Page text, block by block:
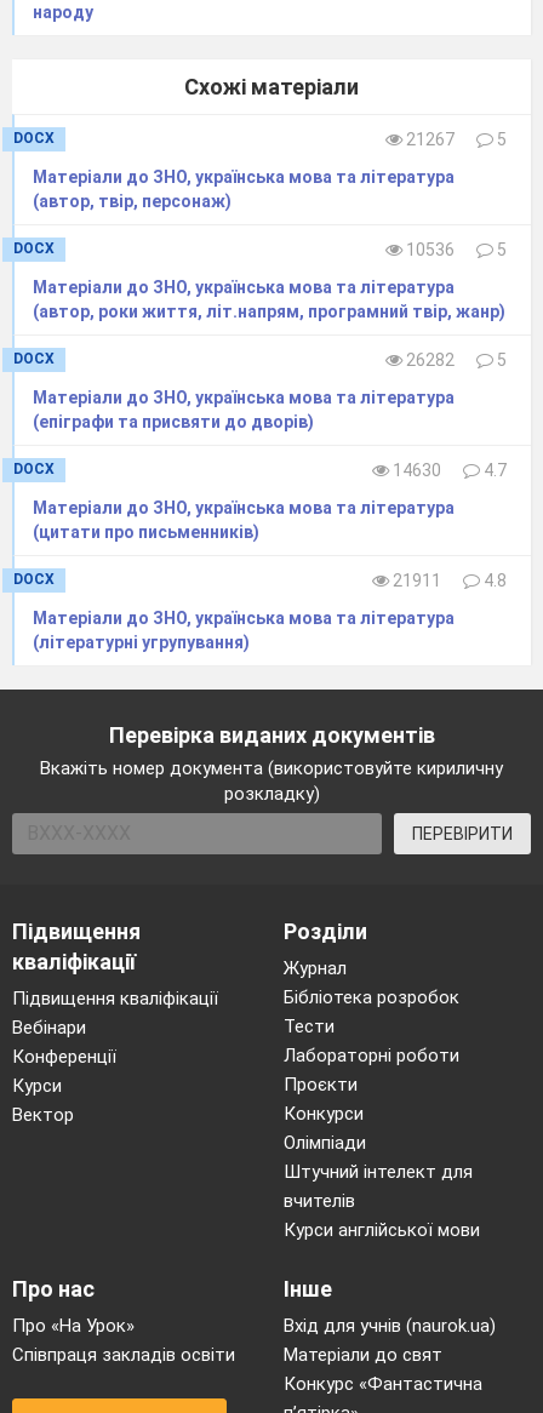
народу
Схожі матеріали
DOCX 21267
5
Матеріали до ЗНО, українська мова та література
(автор, твір, персонаж)
DOCX 10536
5
Матеріали до ЗНО, українська мова та література
(автор, роки життя, літ.напрям, програмний твір, жанр)
DOCX 26282
5
Матеріали до ЗНО, українська мова та література
(епіграфи та присвяти до дворів)
DOCX 14630
4.7
Матеріали до ЗНО, українська мова та література
(цитати про письменників)
DOCX 21911
4.8
Матеріали до ЗНО, українська мова та література
(літературні угрупування)
Перевірка виданих документів
Вкажіть номер документа (використовуйте кириличну
розкладку)
ПЕРЕВІРИТИ
Підвищення
кваліфікації
Підвищення кваліфікації
Вебінари
Конференції
Курси
Вектор
Розділи
Журнал
Бібліотека розробок
Тести
Лабораторні роботи
Проєкти
Конкурси
Олімпіади
Штучний інтелект для
вчителів
Курси англійської мови
Про нас
Про «На Урок»
Співпраця закладів освіти
Інше
Вхід для учнів (naurok.ua)
Матеріали до свят
Конкурс «Фантастична